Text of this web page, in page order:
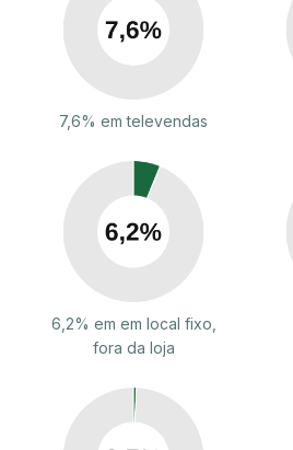
7,6% em televendas
6,2% em em local fixo,
fora da loja